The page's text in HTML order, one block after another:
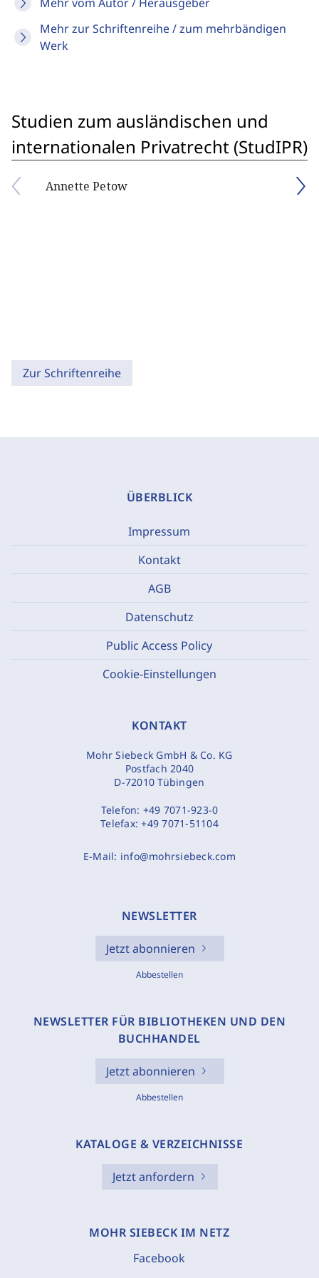
Mehr zur Schriftenreihe / zum mehrbändigen
Werk
Studien zum ausländischen und
internationalen Privatrecht (StudIPR)
Annette Petow
Zur Schriftenreihe
ÜBERBLICK
Impressum
Kontakt
AGB
Datenschutz
Public Access Policy
Cookie-Einstellungen
KONTAKT
Mohr Siebeck GmbH & Co. KG
Postfach 2040
D-72010 Tübingen
Telefon: +49 7071-923-0
Telefax:+49 7071-51104
E-Mail: info@mohrsiebeck.com
NEWSLETTER
Jetzt abonnieren
Abbestellen
NEWSLETTER FÜR BIBLIOTHEKEN UND DEN
BUCHHANDEL
Jetzt abonnieren
Abbestellen
KATALOGE & VERZEICHNISSE
Jetzt anfordern
MOHR SIEBECK IM NETZ
Facebook